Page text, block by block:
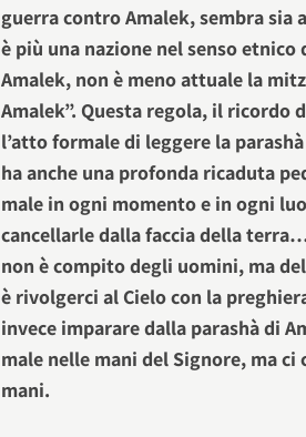
guerra contro Amalek, sembra sia
è più una nazione nel senso
Amalek, non è meno attuale la
Amalek”. Questa regola, il ricordo
l’atto formale di leggere la
ha anche una profonda ricaduta
male in ogni momento e in ogni
cancellarle dalla faccia della
non è compito degli uomini, ma
è rivolgerci al Cielo con la
invece imparare dalla parashà di
male nelle mani del Signore, ma
mani.